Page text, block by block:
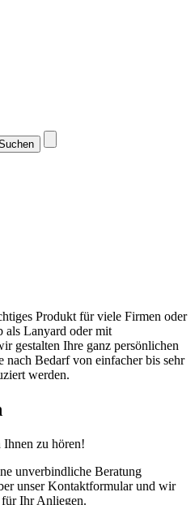
Produkt für viele Firmen oder
als Lanyard oder mit
gestalten Ihre ganz persönlichen
Bedarf von einfacher bis sehr
werden.
zu hören!
unverbindliche Beratung
unser Kontaktformular und wir
Ihr Anliegen.